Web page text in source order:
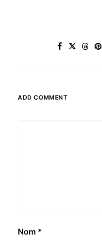
ADD COMMENT
Nom *